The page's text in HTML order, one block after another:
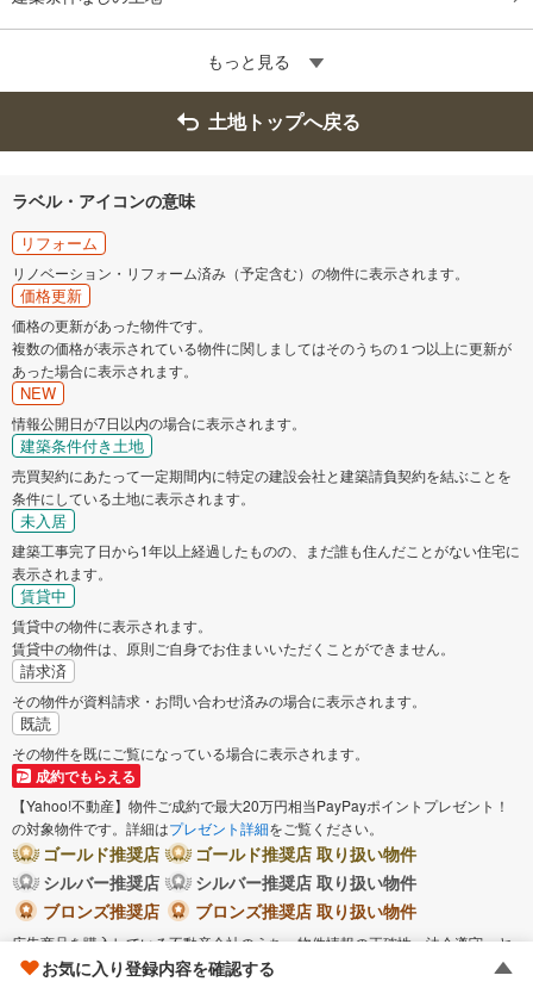
もっと見る
土地トップへ戻る
ラベル・アイコンの意味
リフォーム
リノベーション・リフォーム済み（予定含む）の物件に表示されます。
価格更新
価格の更新があった物件です。
複数の価格が表示されている物件に関しましてはそのうちの１つ以上に更新が
あった場合に表示されます。
NEW
情報公開日が7日以内の場合に表示されます。
建築条件付き土地
売買契約にあたって一定期間内に特定の建設会社と建築請負契約を結ぶことを
条件にしている土地に表示されます。
未入居
建築工事完了日から1年以上経過したものの、まだ誰も住んだことがない住宅に
表示されます。
賃貸中
賃貸中の物件に表示されます。
賃貸中の物件は、原則ご自身でお住まいいただくことができません。
請求済
その物件が資料請求・お問い合わせ済みの場合に表示されます。
既読
その物件を既にご覧になっている場合に表示されます。
成約でもらえる
【Yahoo!不動産】物件ご成約で最大20万円相当PayPayポイントプレゼント！
の対象物件です。詳細はプレゼント詳細をご覧ください。
ゴールド推奨店
ゴールド推奨店 取り扱い物件
シルバー推奨店
シルバー推奨店 取り扱い物件
ブロンズ推奨店
ブロンズ推奨店 取り扱い物件
広告商品を購入している不動産会社のうち、物件情報の正確性、法令遵守、ヤ
フー不動産における成約実績等、当社所定の基準を満たした優良な店舗運営を
お気に入り登録内容を確認する